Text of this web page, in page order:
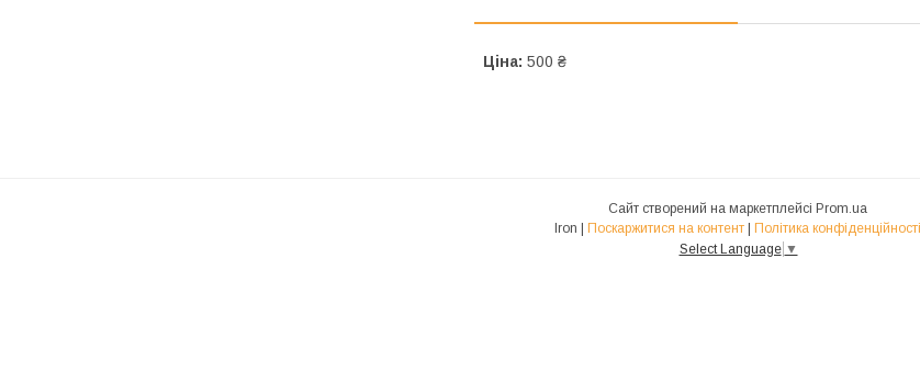
Ціна: 500 ₴
Сайт створений на маркетплейсі Prom.ua
Поскаржитися на контент
Політика конфіденційності
Select Language ▼